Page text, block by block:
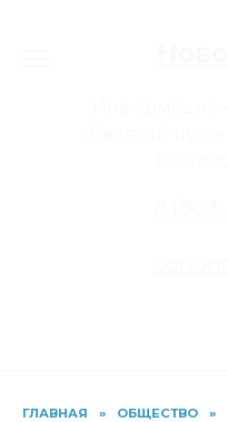
ГЛАВНАЯ » ОБЩЕСТВО »